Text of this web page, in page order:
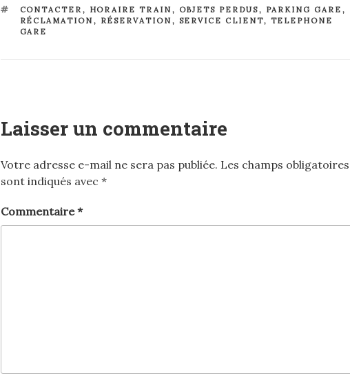
ÉTIQUETTES
CONTACTER, HORAIRE TRAIN , OBJETS PERDUS, PARKING GARE ,
RÉCLAMATION , RÉSERVATION , SERVICE CLIENT, TELEPHONE
GARE
Laisser un commentaire
Votre adresse e-mail ne sera pas publiée. Les champs obligatoires
sont indiqués avec *
Commentaire*